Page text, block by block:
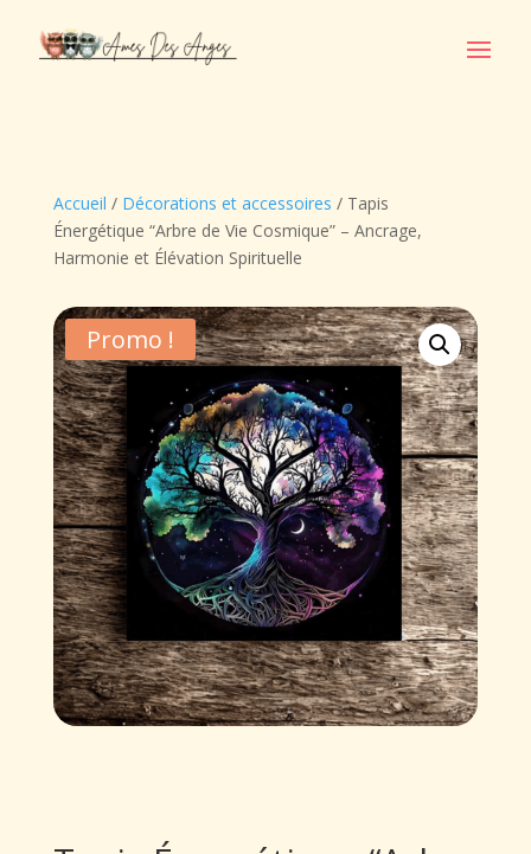
Accueil / Décorations et accessoires / Tapis
Énergétique “Arbre de Vie Cosmique” – Ancrage,
Harmonie et Élévation Spirituelle
Promo !